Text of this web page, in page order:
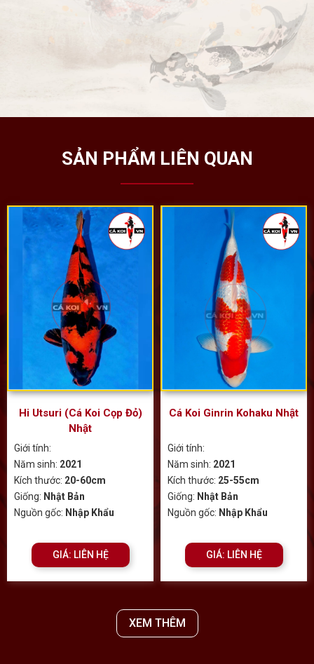
SẢN PHẨM LIÊN QUAN
Hi Utsuri (Cá Koi Cọp Đỏ)
Nhật
Giới tính:
Năm sinh: 2021
Kích thước: 20-60cm
Giống: Nhật Bản
Nguồn gốc: Nhập Khẩu
GIÁ: LIÊN HỆ
Cá Koi Ginrin Kohaku Nhật
Giới tính:
Năm sinh: 2021
Kích thước: 25-55cm
Giống: Nhật Bản
Nguồn gốc: Nhập Khẩu
GIÁ: LIÊN HỆ
XEM THÊM